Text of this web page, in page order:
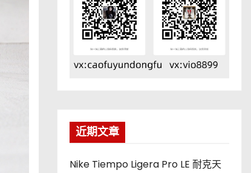
近期文章
Nike Tiempo Ligera Pro LE 耐克天